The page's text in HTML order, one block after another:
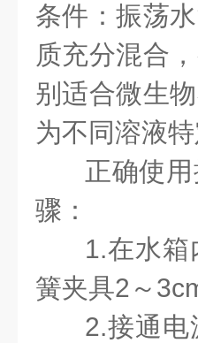
条件：振荡
质充分混合
别适合微生
为不同溶液
正确使
骤：
1.在水
簧夹具2～
2.接通